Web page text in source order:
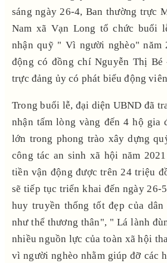
sáng ngày 26-4, Ban thường trực
Nam xã Vạn Long tổ chức buổi
nhận quỹ " Vì người nghèo" năm
động có đồng chí Nguyễn Thị
trực đảng ủy có phát biểu động
Trong buổi lễ, đại diện UBND đã
nhận tấm lòng vàng đến 4 hộ gia
lớn trong phong trào xây dựng
công tác an sinh xã hội năm
tiền vận động được trên 24 triệu
sẽ tiếp tục triển khai đến ngày 26-
huy truyền thống tốt đẹp của
như thể thương thân", " Lá lành
nhiều nguồn lực của toàn xã hội
vì người nghèo nhằm giúp đỡ các